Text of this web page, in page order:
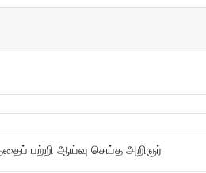
பற்றி ஆய்வு செய்த அறிஞர்